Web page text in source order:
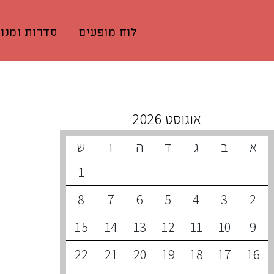
לוח מופעים סדרות
אוגוסט 2026
א ב ג ד ה ו
ש
1
2
3
4
5
6
7
8
9
10
11
12
13
14
15
16
17
18
19
20
21
22